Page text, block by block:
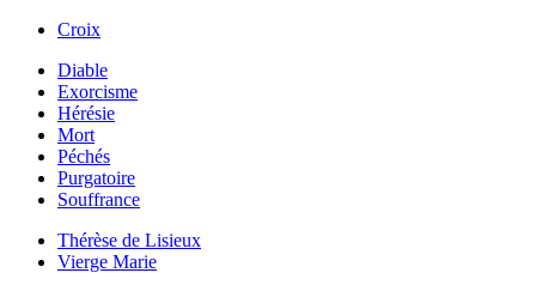
Croix
Diable
Exorcisme
Hérésie
Mort
Péchés
Purgatoire
Souffrance
Thérèse de Lisieux
Vierge Marie